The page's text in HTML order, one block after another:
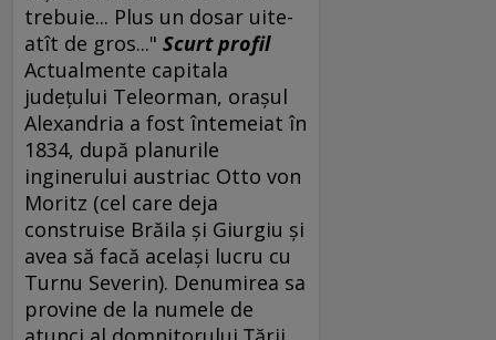
trebuie... Plus un dosar uite-
atît de gros..." Scurt profil
Actualmente capitala
judeţului Teleorman, oraşul
Alexandria a fost întemeiat în
1834, după planurile
inginerului austriac Otto von
Moritz (cel care deja
construise Brăila şi Giurgiu şi
avea să facă acelaşi lucru cu
Turnu Severin). Denumirea sa
provine de la numele de